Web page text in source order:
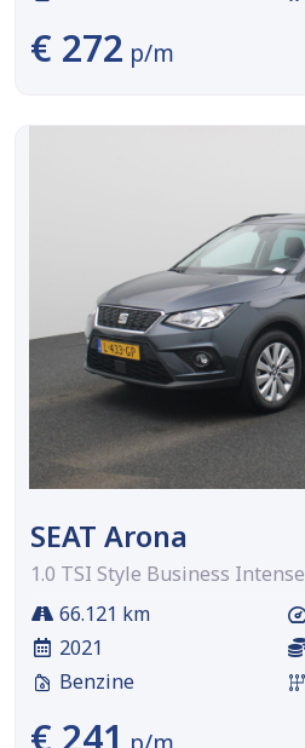
€ 272 p/m
SEAT Arona
1.0 TSI Style Business Intense
66.121 km
2021
Benzine
€ 241